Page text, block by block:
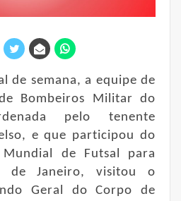
de semana, a equipe de
Bombeiros Militar do
pelo tenente
e que participou do
Mundial de Futsal para
de Janeiro, visitou o
Geral do Corpo de